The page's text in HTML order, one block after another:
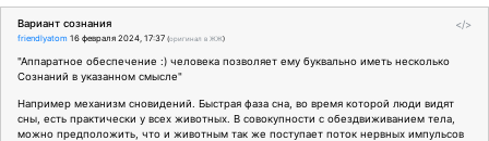
</>
Вариант сознания
friendlyatom 16 февраля 2024, 17:37 (оригинал в ЖЖ)
"Аппаратное обеспечение :) человека позволяет ему буквально иметь несколько
Сознаний в указанном смысле"
Например механизм сновидений. Быстрая фаза сна, во время которой люди видят
сны, есть практически у всех животных. В совокупности с обездвиживанием тела,
можно предположить, что и животным так же поступает поток нервных импульсов